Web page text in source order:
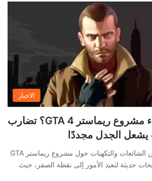
الاخبار
هل تم إلغاء مشروع ريماستر GTA 4؟ تضارب
يشعل الجدل مجددًا
رغم سنوات من الشائعات والتكهنات حول مشروع ريماستر GTA
حديثة لتعيد الأمور إلى نقطة الصفر، حيث